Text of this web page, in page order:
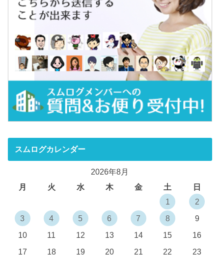
スムログカレンダー
2026年8月
月
火 水 木 金 土
日
1
2
3
4 5 6 7 8
9
10
11 12 13 14 15
16
17
18 19 20 21 22
23